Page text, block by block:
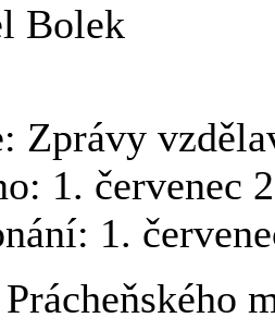
Bolek
Zprávy
1. červenec
1.